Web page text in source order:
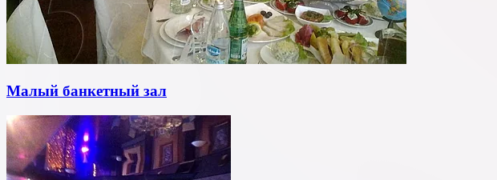
Малый банкетный зал